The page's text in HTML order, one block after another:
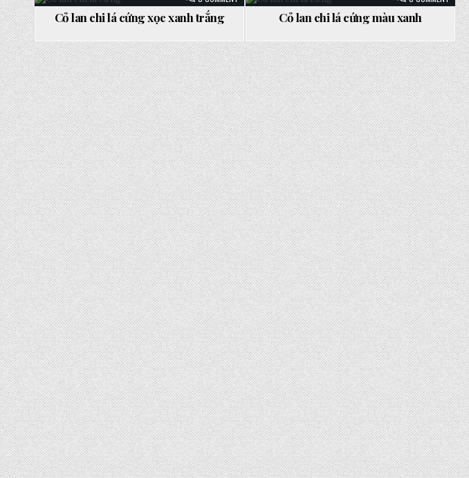
CỎ
CỨNG
XỌC
XANH
TRẮNG
in
Cỏ lan chi lá cứng xọc xanh trắng
CỎ
LAN
CHI
CỨNG
MÀU
XANH
in
Cỏ lan chi lá cứng màu xanh